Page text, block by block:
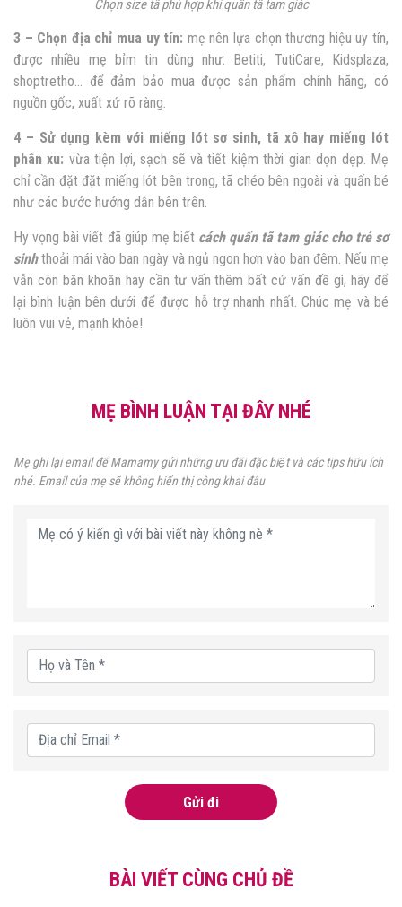
Chọn size tã phù hợp khi quấn tã tam giác
3 – Chọn địa chỉ mua uy tín: mẹ nên lựa chọn thương hiệu uy tín,
được nhiều mẹ bỉm tin dùng như: Betiti, TutiCare, Kidsplaza,
shoptretho… để đảm bảo mua được sản phẩm chính hãng, có
nguồn gốc, xuất xứ rõ ràng.
4 – Sử dụng kèm với miếng lót sơ sinh, tã xô hay miếng lót
phân xu: vừa tiện lợi, sạch sẽ và tiết kiệm thời gian dọn dẹp. Mẹ
chỉ cần đặt đặt miếng lót bên trong, tã chéo bên ngoài và quấn bé
như các bước hướng dẫn bên trên.
Hy vọng bài viết đã giúp mẹ biết cách quấn tã tam giác cho trẻ sơ
sinhthoải mái vào ban ngày và ngủ ngon hơn vào ban đêm. Nếu mẹ
vẫn còn băn khoăn hay cần tư vấn thêm bất cứ vấn đề gì, hãy để
lại bình luận bên dưới để được hỗ trợ nhanh nhất. Chúc mẹ và bé
luôn vui vẻ, mạnh khỏe!
MẸ BÌNH LUẬN TẠI ĐÂY NHÉ
Mẹ ghi lại email để Mamamy gửi những ưu đãi đặc biệt và các tips hữu ích
nhé. Email của mẹ sẽ không hiển thị công khai đâu
Gửi đi
BÀI VIẾT CÙNG CHỦ ĐỀ